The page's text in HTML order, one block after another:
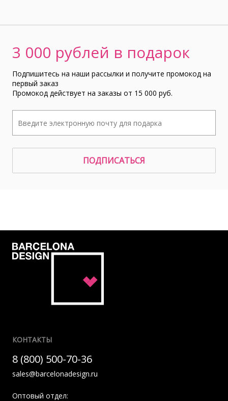
3 000 рублей в подарок
Подпишитесь на наши рассылки и получите промокод на
первый заказ
Промокод действует на заказы от 15 000 руб.
ПОДПИСАТЬСЯ
КОНТАКТЫ
8 (800) 500-70-36
sales@barcelonadesign.ru
Оптовый отдел: